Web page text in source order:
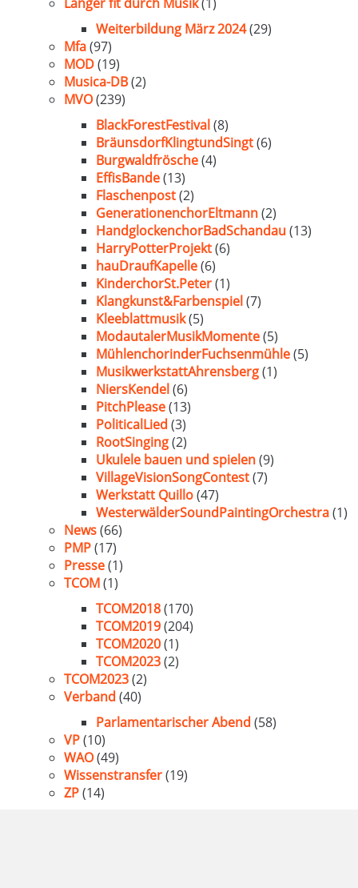
Weiterbildung März 2024(29)
Mfa(97)
MOD(19)
Musica-DB(2)
MVO(239)
BlackForestFestival(8)
BräunsdorfKlingtundSingt(6)
Burgwaldfrösche(4)
EffisBande(13)
Flaschenpost(2)
GenerationenchorEltmann(2)
HandglockenchorBadSchandau(13)
HarryPotterProjekt(6)
hauDraufKapelle(6)
KinderchorSt.Peter(1)
Klangkunst&Farbenspiel(7)
Kleeblattmusik(5)
ModautalerMusikMomente(5)
MühlenchorinderFuchsenmühle(5)
MusikwerkstattAhrensberg(1)
NiersKendel(6)
PitchPlease(13)
PoliticalLied (3)
RootSinging(2)
Ukulele bauen und spielen(9)
VillageVisionSongContest(7)
Werkstatt Quillo(47)
WesterwälderSoundPaintingOrchestra(1)
News(66)
PMP(17)
Presse(1)
TCOM(1)
TCOM2018(170)
TCOM2019(204)
TCOM2020(1)
TCOM2023(2)
TCOM2023(2)
Verband (40)
Parlamentarischer Abend (58)
VP(10)
WAO(49)
Wissenstransfer(19)
ZP(14)